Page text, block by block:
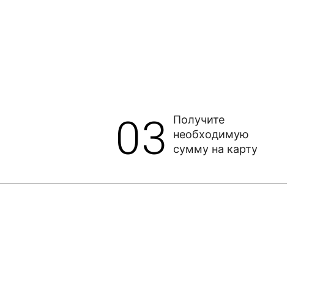
03
Получите
необходимую
сумму на карту